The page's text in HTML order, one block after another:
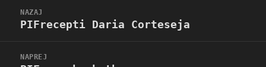
prispevka
NAZAJ
Prejšnji
PIFrecepti Daria Corteseja
NAPREJ